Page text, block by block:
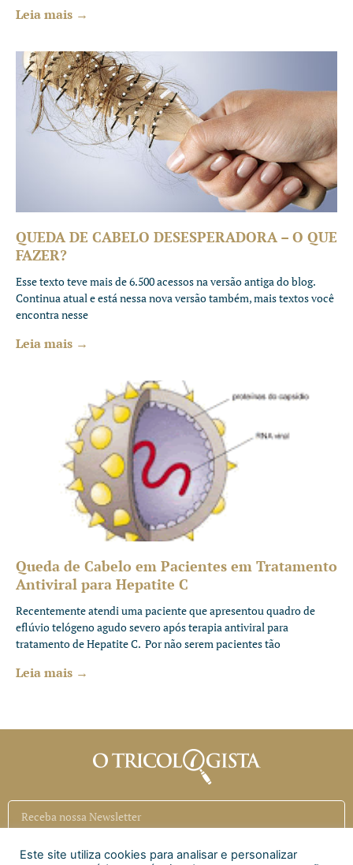
Leia mais →
QUEDA DE CABELO DESESPERADORA – O QUE
FAZER?
Esse texto teve mais de 6.500 acessos na versão antiga do blog.
Continua atual e está nessa nova versão também, mais textos você
encontra nesse
Leia mais →
Queda de Cabelo em Pacientes em Tratamento
Antiviral para Hepatite C
Recentemente atendi uma paciente que apresentou quadro de
eflúvio telógeno agudo severo após terapia antiviral para
tratamento de Hepatite C. Por não serem pacientes tão
Leia mais →
Inscrever
Este site utiliza cookies para analisar e personalizar